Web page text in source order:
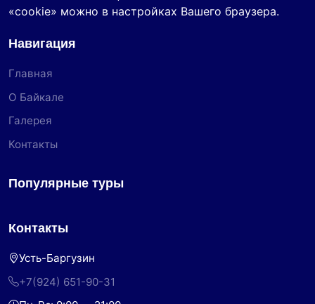
«cookie» можно в настройках Вашего браузера.
Навигация
Главная
О Байкале
Галерея
Контакты
Популярные туры
Контакты
Усть-Баргузин
+7(924) 651-90-31